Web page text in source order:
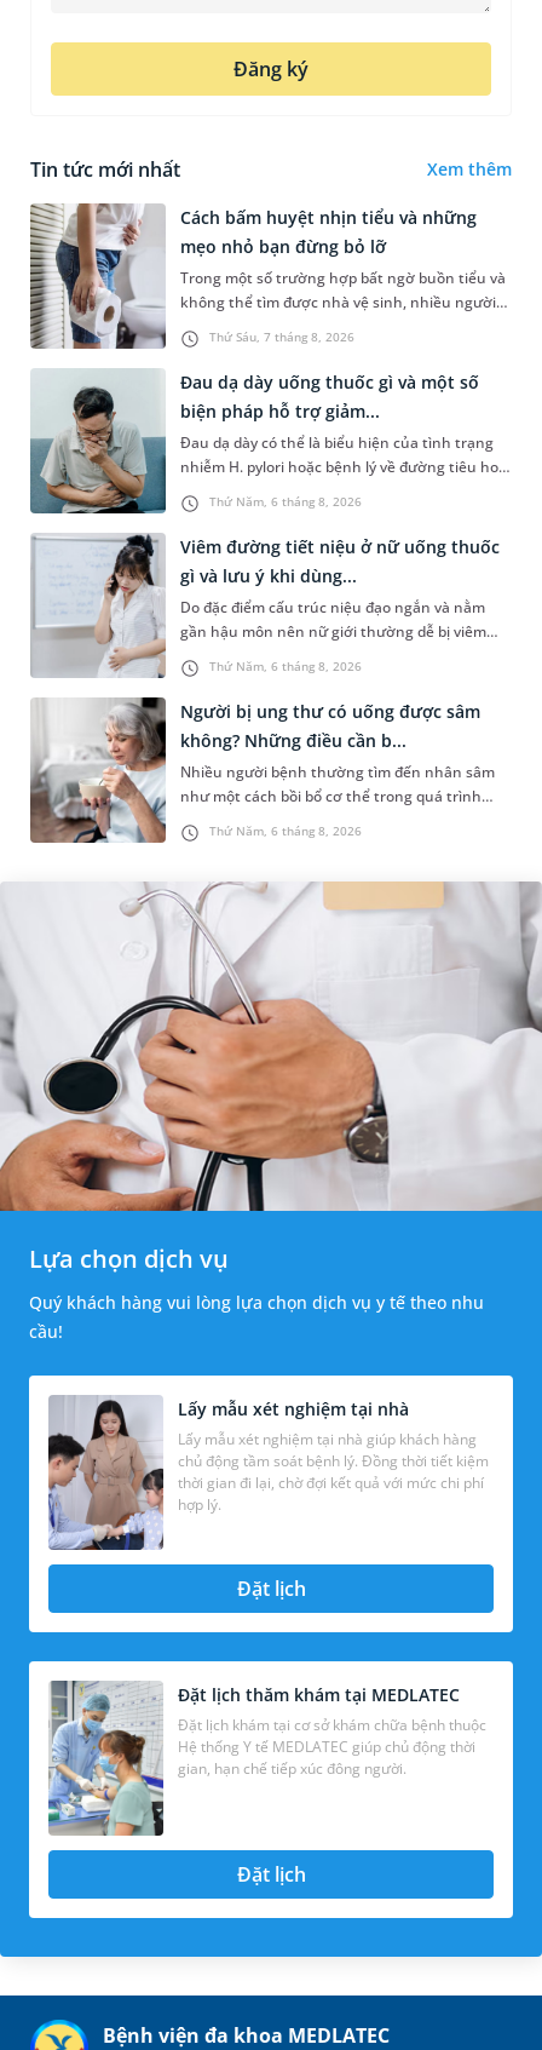
Đăng ký
Tin tức mới nhất Xem thêm
Thứ Sáu, 7 tháng 8, 2026
Cách bấm huyệt nhịn tiểu và những
mẹo nhỏ bạn đừng bỏ lỡ
Trong một số trường hợp bất ngờ buồn tiểu và
không thể tìm được nhà vệ sinh, nhiều người
đã áp dụng phương pháp bấm huyệt nhịn tiểu.
Vậy cách bấm huyệt nhịn...
Thứ Năm, 6 tháng 8, 2026
Đau dạ dày uống thuốc gì và một số
biện pháp hỗ trợ giảm...
Đau dạ dày có thể là biểu hiện của tình trạng
nhiễm H. pylori hoặc bệnh lý về đường tiêu hoá
khác. Dựa theo nguyên nhân cụ thể, bác sĩ sẽ
cân nhắc chỉ định p...
Thứ Năm, 6 tháng 8, 2026
Viêm đường tiết niệu ở nữ uống thuốc
gì và lưu ý khi dùng...
Do đặc điểm cấu trúc niệu đạo ngắn và nằm
gần hậu môn nên nữ giới thường dễ bị viêm
đường tiết niệu hơn nam giới. Tùy theo nguyên
nhân, mức độ nhiễm trùng và...
Thứ Năm, 6 tháng 8, 2026
Người bị ung thư có uống được sâm
không? Những điều cần b...
Nhiều người bệnh thường tìm đến nhân sâm
như một cách bồi bổ cơ thể trong quá trình
điều trị ung thư. Tuy nhiên, câu hỏi người bị
ung thư có uống được sâm kh...
Lựa chọn dịch vụ
Quý khách hàng vui lòng lựa chọn dịch vụ y tế theo nhu
cầu!
Lấy mẫu xét nghiệm tại nhà
Lấy mẫu xét nghiệm tại nhà giúp khách hàng
chủ động tầm soát bệnh lý. Đồng thời tiết kiệm
thời gian đi lại, chờ đợi kết quả với mức chi phí
hợp lý.
Đặt lịch
Đặt lịch thăm khám tại MEDLATEC
Đặt lịch khám tại cơ sở khám chữa bệnh thuộc
Hệ thống Y tế MEDLATEC giúp chủ động thời
gian, hạn chế tiếp xúc đông người.
Đặt lịch
Bệnh viện đa khoa MEDLATEC